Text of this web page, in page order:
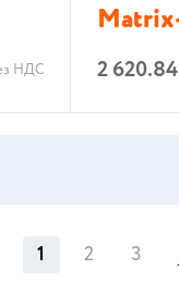
НДС 2
1 2 3